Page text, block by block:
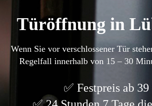
Türöffnung in
Wenn Sie vor verschlossener Tür
Regelfall innerhalb von 15 – 30
Festpreis ab 39